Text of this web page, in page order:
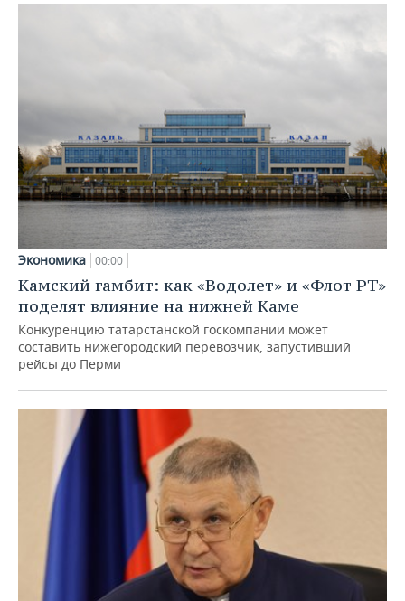
Экономика 00:00
Камский гамбит: как «Водолет» и «Флот РТ»
поделят влияние на нижней Каме
Конкуренцию татарстанской госкомпании может
составить нижегородский перевозчик, запустивший
рейсы до Перми